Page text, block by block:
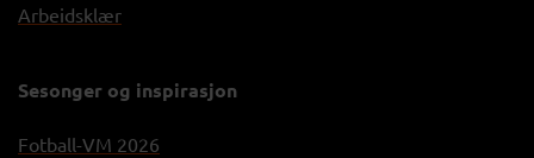
Arbeidsklær
Sesonger og inspirasjon
Fotball-VM 2026